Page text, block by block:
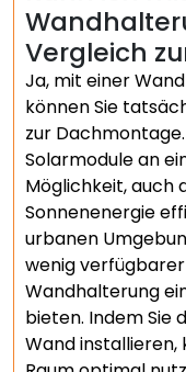
Vergleich
Ja, mit einer
können Sie
zur
Solarmodule an
Möglichkeit, auch
Sonnenenergie
urbanen
wenig
Wandhalterung
bieten. Indem Sie
Wand installieren,